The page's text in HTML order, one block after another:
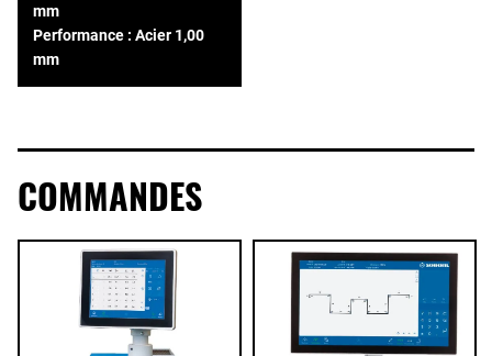
mm
Performance : Acier 1,00
mm
COMMANDES